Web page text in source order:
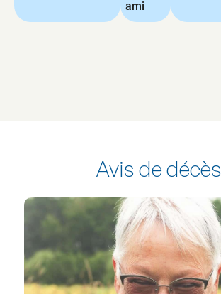
ami
Avis de décès